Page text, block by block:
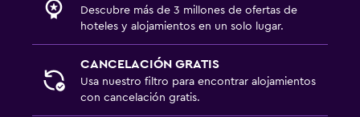
Estacionamiento y transporte
Estacionamiento gratuito
Descubre más de 3 millones de ofertas de
hoteles y alojamientos en un solo lugar.
CANCELACIÓN GRATIS
Usa nuestro filtro para encontrar alojamientos
con cancelación gratis.